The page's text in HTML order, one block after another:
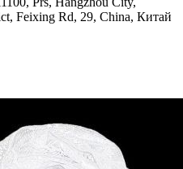
Feixing Rd, 29, China, Китай